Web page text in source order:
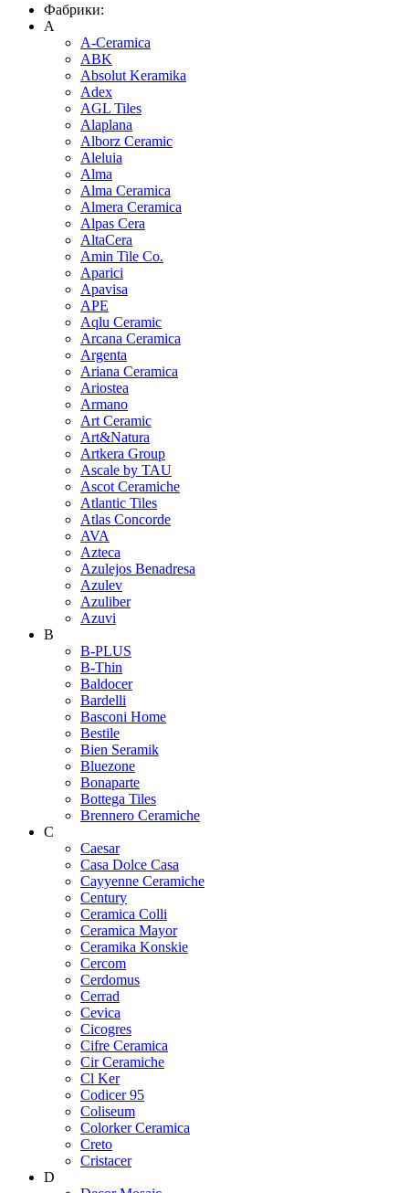
Фабрики:
A
A-Ceramica
ABK
Absolut Keramika
Adex
AGL Tiles
Alaplana
Alborz Ceramic
Aleluia
Alma
Alma Ceramica
Almera Ceramica
Alpas Cera
AltaCera
Amin Tile Co.
Aparici
Apavisa
APE
Aqlu Ceramic
Arcana Ceramica
Argenta
Ariana Ceramica
Ariostea
Armano
Art Ceramic
Art&Natura
Artkera Group
Ascale by TAU
Ascot Ceramiche
Atlantic Tiles
Atlas Concorde
AVA
Azteca
Azulejos Benadresa
Azulev
Azuliber
Azuvi
B
B-PLUS
B-Thin
Baldocer
Bardelli
Basconi Home
Bestile
Bien Seramik
Bluezone
Bonaparte
Bottega Tiles
Brennero Ceramiche
C
Caesar
Casa Dolce Casa
Cayyenne Ceramiche
Century
Ceramica Colli
Ceramica Mayor
Ceramika Konskie
Cercom
Cerdomus
Cerrad
Cevica
Cicogres
Cifre Ceramica
Cir Ceramiche
Cl Ker
Codicer 95
Coliseum
Colorker Ceramica
Creto
Cristacer
D